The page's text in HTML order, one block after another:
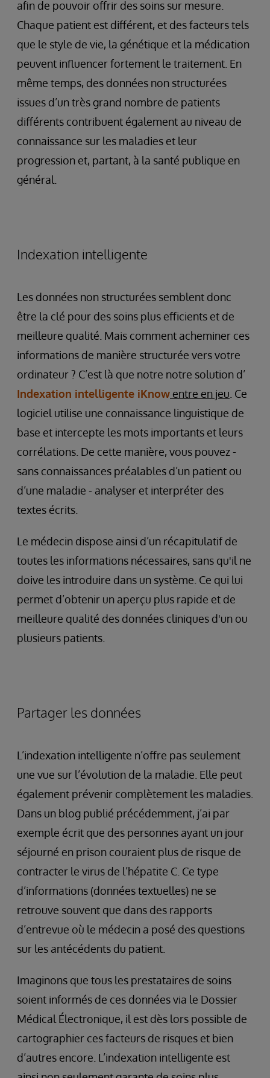
afin de pouvoir offrir des soins sur mesure.
Chaque patient est différent, et des facteurs tels
que le style de vie, la génétique et la médication
peuvent influencer fortement le traitement. En
même temps, des données non structurées
issues d’un très grand nombre de patients
différents contribuent également au niveau de
connaissance sur les maladies et leur
progression et, partant, à la santé publique en
général.
Indexation intelligente
Les données non structurées semblent donc
être la clé pour des soins plus efficients et de
meilleure qualité. Mais comment acheminer ces
informations de manière structurée vers votre
ordinateur ? C’est là que notre notre solution d’
Indexation intelligente iKnow entre en jeu . Ce
logiciel utilise une connaissance linguistique de
base et intercepte les mots importants et leurs
corrélations. De cette manière, vous pouvez -
sans connaissances préalables d’un patient ou
d’une maladie - analyser et interpréter des
textes écrits.
Le médecin dispose ainsi d’un récapitulatif de
toutes les informations nécessaires, sans qu'il ne
doive les introduire dans un système. Ce qui lui
permet d’obtenir un aperçu plus rapide et de
meilleure qualité des données cliniques d'un ou
plusieurs patients.
Partager les données
L’indexation intelligente n’offre pas seulement
une vue sur l’évolution de la maladie. Elle peut
également prévenir complètement les maladies.
Dans un blog publié précédemment, j’ai par
exemple écrit que des personnes ayant un jour
séjourné en prison couraient plus de risque de
contracter le virus de l’hépatite C. Ce type
d’informations (données textuelles) ne se
retrouve souvent que dans des rapports
d’entrevue où le médecin a posé des questions
sur les antécédents du patient.
Imaginons que tous les prestataires de soins
soient informés de ces données via le Dossier
Médical Électronique, il est dès lors possible de
cartographier ces facteurs de risques et bien
d’autres encore. L’indexation intelligente est